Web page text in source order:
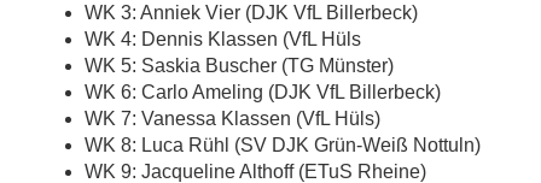
WK 3: Anniek Vier (DJK VfL Billerbeck)
WK 4: Dennis Klassen (VfL Hüls
WK 5: Saskia Buscher (TG Münster)
WK 6: Carlo Ameling (DJK VfL Billerbeck)
WK 7: Vanessa Klassen (VfL Hüls)
WK 8: Luca Rühl (SV DJK Grün-Weiß Nottuln)
WK 9: Jacqueline Althoff (ETuS Rheine)